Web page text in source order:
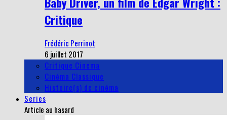
Critique
Frédéric Perrinot
6 juillet 2017
Critique Cinema
Cinéma Classique
Histoire(s) de cinéma
Series
Article au hasard